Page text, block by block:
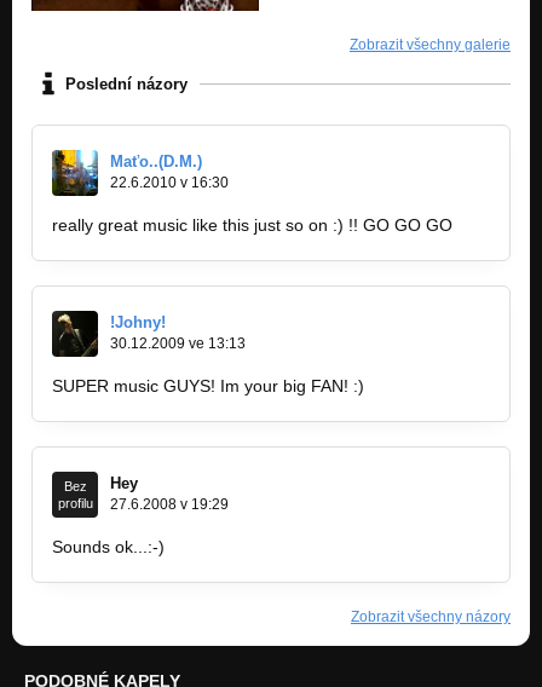
Zobrazit všechny galerie
Poslední názory
Maťo..(D.M.)
22.6.2010 v 16:30
really great music like this just so on :) !! GO GO GO
!Johny!
30.12.2009 ve 13:13
SUPER music GUYS! Im your big FAN! :)
Bez
profilu
Hey
27.6.2008 v 19:29
Sounds ok...:-)
Zobrazit všechny názory
PODOBNÉ KAPELY